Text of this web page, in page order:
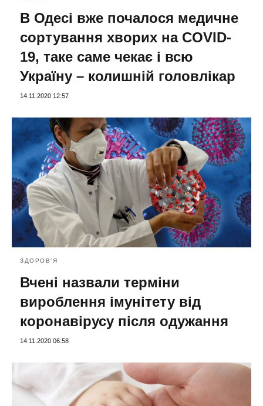
В Одесі вже почалося медичне
сортування хворих на COVID-
19, таке саме чекає і всю
Україну – колишній головлікар
14.11.2020 12:57
ЗДОРОВ'Я
Вчені назвали терміни
вироблення імунітету від
коронавірусу після одужання
14.11.2020 06:58